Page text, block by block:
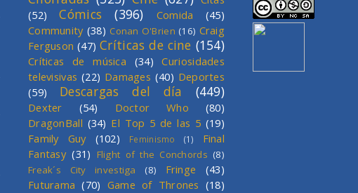
(52)
Cómics (396) Comida
(45)
Community (38) Conan O'Brien (16) Craig
Ferguson (47) Críticas de cine (154)
Críticas de música (34)
Curiosidades
televisivas (22) Damages (40) Deportes
(59)
Descargas del día (449)
Dexter (54) Doctor Who
(80)
DragonBall (34) El Top 5 de las 5 (19)
Family Guy
(102) Feminismo (1)
Final
Fantasy (31) Flight of the Conchords (8)
Freak´s City investiga
(8) Fringe
(43)
Futurama (70) Game of Thrones (18)